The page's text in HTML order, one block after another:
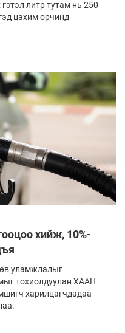
литр тутам нь 250
цахим орчинд
хийж, 10%-
өв уламжлалыг
тохиолдуулан ХААН
харилцагчдадаа